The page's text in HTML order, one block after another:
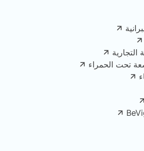
التجارية
تحت الحمراء